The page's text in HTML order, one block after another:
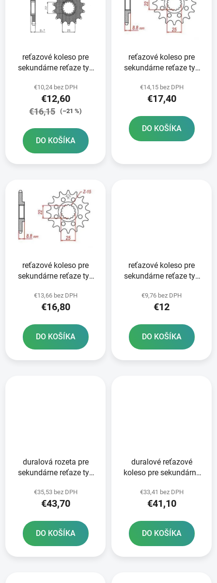
reťazové koleso pre
sekundárne reťaze typ
€10,24 bez DPH
€12,60
€16,15 (–21 %)
DO KOŠÍKA
reťazové koleso pre
sekundárne reťaze typ
zubov
€14,15 bez DPH
€17,40
DO KOŠÍKA
reťazové koleso pre
sekundárne reťaze typ
zubov
€13,66 bez DPH
€16,80
DO KOŠÍKA
reťazové koleso pre
sekundárne reťaze typ
zubov
€9,76 bez DPH
€12
DO KOŠÍKA
duralová rozeta pre
sekundárne reťaze typ
€35,53 bez DPH
€43,70
DO KOŠÍKA
duralové reťazové
koleso pre sekundárne
Anglicko 50 zubov
€33,41 bez DPH
€41,10
DO KOŠÍKA